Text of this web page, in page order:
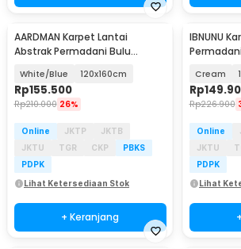
AARDMAN Karpet Lantai
Abstrak Permadani Bulu
BQ001
White/Blue 120x160cm
Rp155.500
Rp210.000 26%
Online JKTP
JKTB
JKTU
TGR CKP
PBKS
PDPK
Lihat Ketersediaan Stok
+ Keranjang
IBNUNU
Cream
Rp
Rp226.900
Online
JKTU
PDPK
Lihat